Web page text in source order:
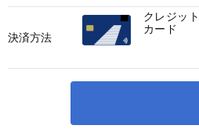
決済方法
クレジット
カード